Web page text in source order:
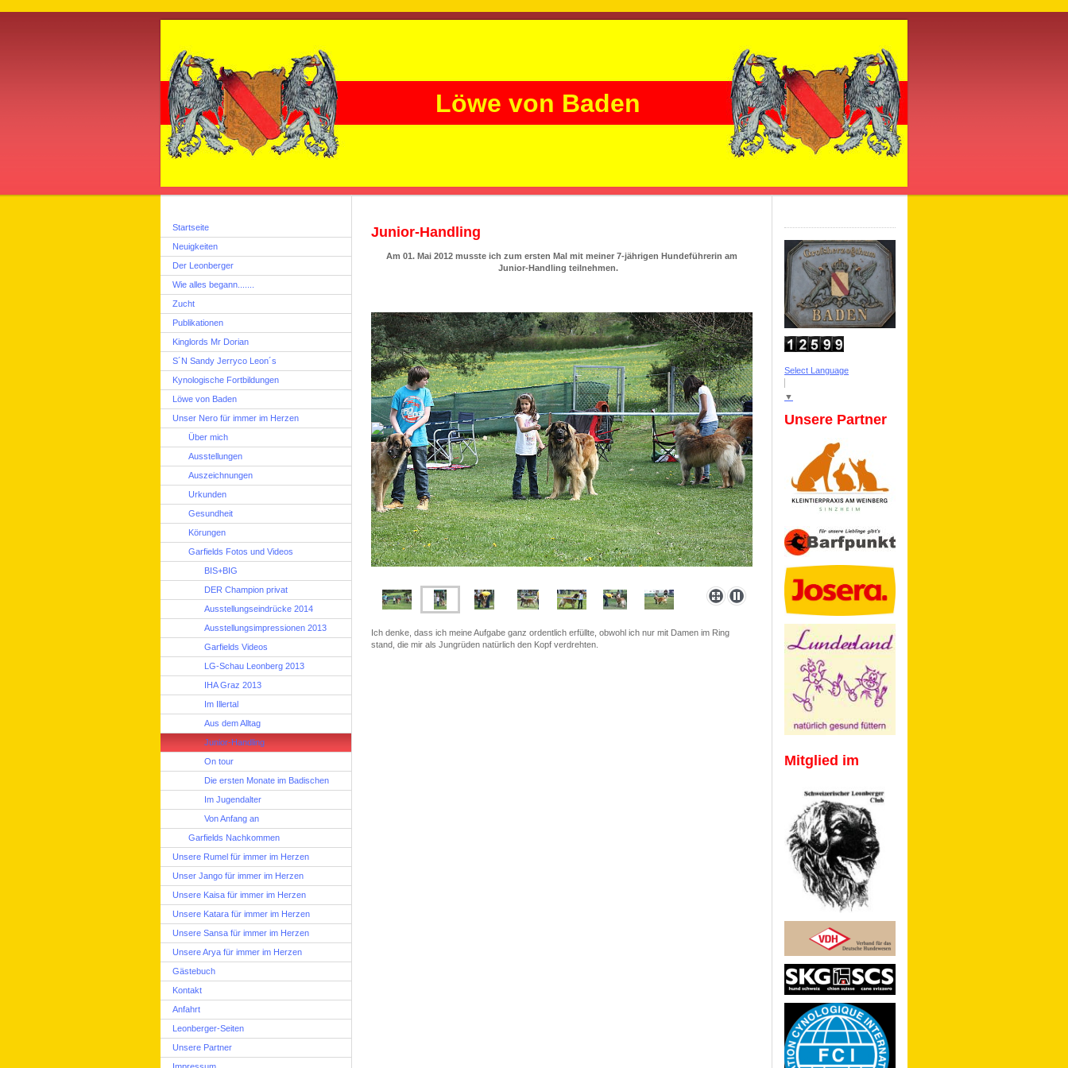
Löwe von Baden
Startseite
Neuigkeiten
Der Leonberger
Wie alles begann.......
Zucht
Publikationen
Kinglords Mr Dorian
S´N Sandy Jerryco Leon´s
Kynologische Fortbildungen
Löwe von Baden
Unser Nero für immer im Herzen
Über mich
Ausstellungen
Auszeichnungen
Urkunden
Gesundheit
Körungen
Garfields Fotos und Videos
BIS+BIG
DER Champion privat
Ausstellungseindrücke 2014
Ausstellungsimpressionen 2013
Garfields Videos
LG-Schau Leonberg 2013
IHA Graz 2013
Im Illertal
Aus dem Alltag
Junior-Handling
On tour
Die ersten Monate im Badischen
Im Jugendalter
Von Anfang an
Garfields Nachkommen
Unsere Rumel für immer im Herzen
Unser Jango für immer im Herzen
Unsere Kaisa für immer im Herzen
Unsere Katara für immer im Herzen
Unsere Sansa für immer im Herzen
Unsere Arya für immer im Herzen
Gästebuch
Kontakt
Anfahrt
Leonberger-Seiten
Unsere Partner
Junior-Handling
Am 01. Mai 2012 musste ich zum ersten Mal mit meiner 7-jährigen Hundeführerin am
Junior-Handling teilnehmen.
Ich denke, dass ich meine Aufgabe ganz ordentlich erfüllte, obwohl ich nur mit Damen im Ring
stand, die mir als Jungrüden natürlich den Kopf verdrehten.
Select Language
▼
Unsere Partner
Mitglied im